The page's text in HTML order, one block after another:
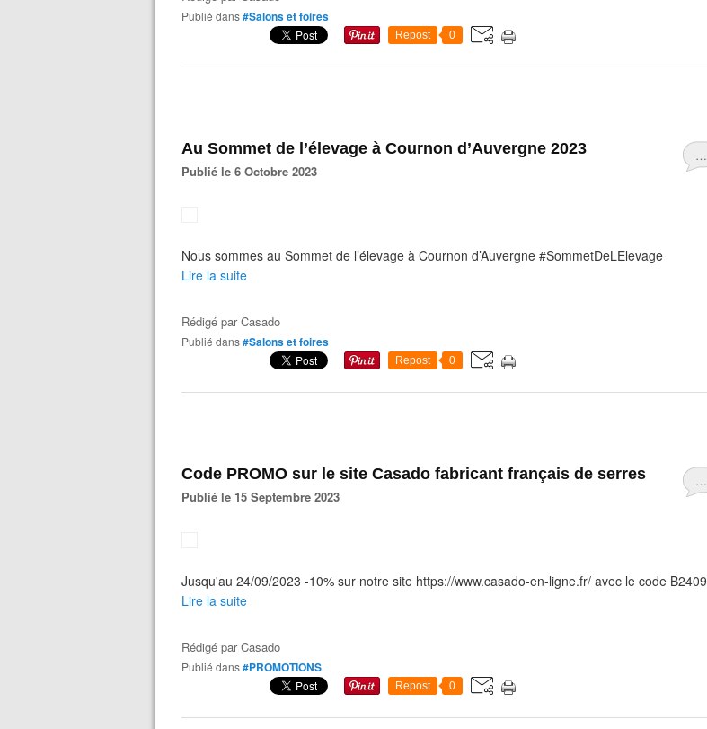
Publié dans#Salons et foires
Repost 0
…
Au Sommet de l’élevage à Cournon d’Auvergne 2023
Publié le 6 Octobre 2023
Nous sommes au Sommet de l’élevage à Cournon d’Auvergne #SommetDeLElevage
Lire la suite
Rédigé parCasado
Publié dans#Salons et foires
Repost 0
…
Code PROMO sur le site Casado fabricant français de serres
Publié le 15 Septembre 2023
Jusqu'au 24/09/2023 -10% sur notre site https://www.casado-en-ligne.fr/ avec le code B2409
Lire la suite
Rédigé parCasado
Publié dans#PROMOTIONS
Repost 0